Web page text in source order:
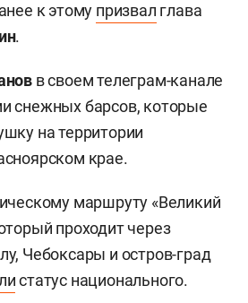
к этому призвал глава
.
в своем телеграм-канале
снежных барсов, которые
на территории
крае.
маршруту «Великий
проходит через
Чебоксары и остров-град
статус национального.